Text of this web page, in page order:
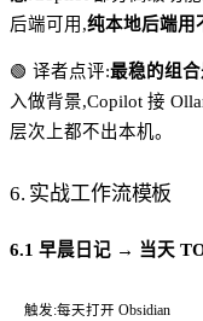
后端可用,纯本地后端用
🟢 译者点评:最稳的组
入做背景,Copilot 接
层次上都不出本机。
6. 实战工作流模板
6.1 早晨日记 → 当天
触发:每天打开 Obsidian